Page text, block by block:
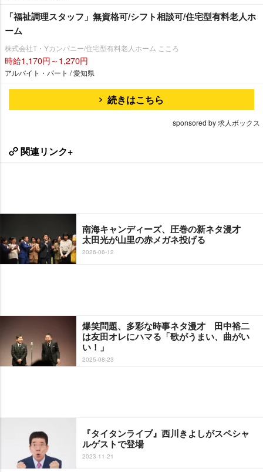
「福祉調理スタッフ」無資格可/シフト相談可/住宅型有料老人ホ
ーム
株式会社T・Yカンパニー/住宅型有料老人ホーム こころ
時給1,170円～1,270円
アルバイト・パート / 愛知県
続きはこちら
sponsored by 求人ボックス
関連リンク+
南海キャンディーズ、圧巻の新ネタ漫才
太田光が山里の赤メガネ投げる
2026-06-12
爆笑問題、多彩な時事ネタ漫才 田中裕二
は友田オレにハマる「歌がうまい、曲がい
い！」
2025-08-23
『タイタンライブ』西川きよしがスペシャ
ルゲストで登場
2023-11-21